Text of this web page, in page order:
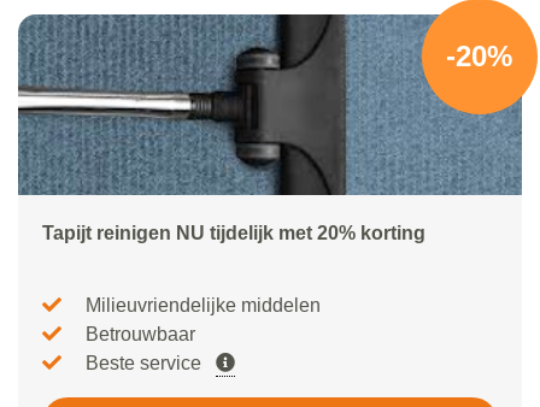
-20%
Tapijt reinigen NU tijdelijk met 20% korting
Milieuvriendelijke middelen
Betrouwbaar
Beste service